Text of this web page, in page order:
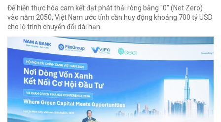
Để hiện thực hóa cam kết đạt phát thải ròng bằng "0" (Net Zero)
vào năm 2050, Việt Nam ước tính cần huy động khoảng 700 tỷ USD
cho lộ trình chuyển đổi dài hạn.